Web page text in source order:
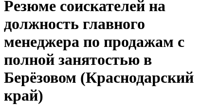
Резюме соискателей на
должность главного
менеджера по продажам с
полной занятостью в
Берёзовом (Краснодарский
край)